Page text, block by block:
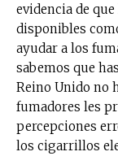
evidencia de
disponibles
ayudar a los
sabemos que
Reino Unido no
fumadores les
percepciones
los cigarrillos